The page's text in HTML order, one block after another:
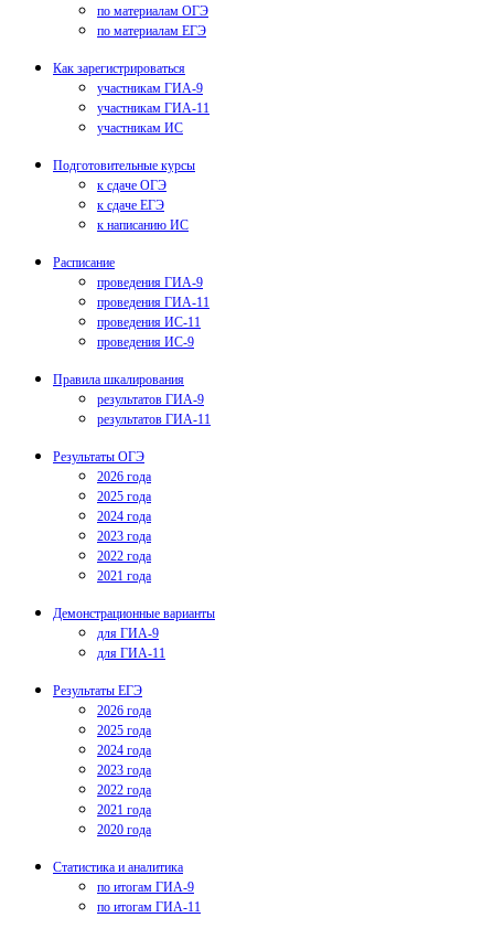
по материалам ОГЭ
по материалам ЕГЭ
Как зарегистрироваться
участникам ГИА-9
участникам ГИА-11
участникам ИС
Подготовительные курсы
к сдаче ОГЭ
к сдаче ЕГЭ
к написанию ИС
Расписание
проведения ГИА-9
проведения ГИА-11
проведения ИС-11
проведения ИС-9
Правила шкалирования
результатов ГИА-9
результатов ГИА-11
Результаты ОГЭ
2026 года
2025 года
2024 года
2023 года
2022 года
2021 года
Демонстрационные варианты
для ГИА-9
для ГИА-11
Результаты ЕГЭ
2026 года
2025 года
2024 года
2023 года
2022 года
2021 года
2020 года
Статистика и аналитика
по итогам ГИА-9
по итогам ГИА-11